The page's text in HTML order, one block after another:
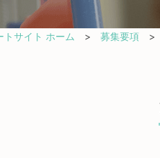
トサイト ホーム 募集要項